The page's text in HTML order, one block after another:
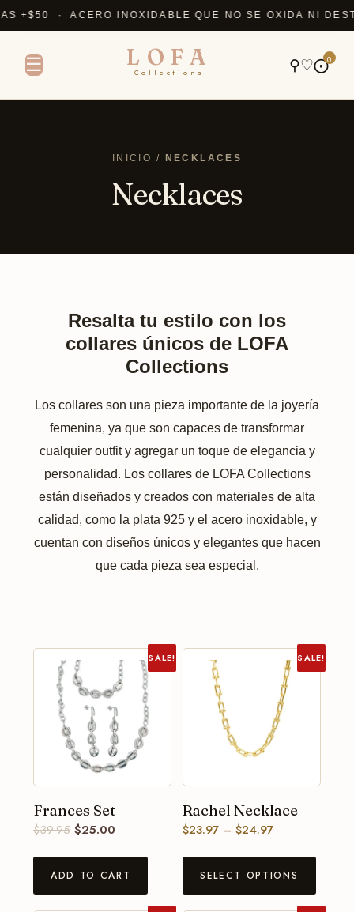
+$50 · ACERO INOXIDABLE QUE NO SE OXIDA NI
☰ LOFA
Collections ⚲♡⨀0
INICIO / NECKLACES
Necklaces
Resalta tu estilo con los
collares únicos de LOFA
Collections
Los collares son una pieza importante de la joyería
femenina, ya que son capaces de transformar
cualquier outfit y agregar un toque de elegancia y
personalidad. Los collares de LOFA Collections
están diseñados y creados con materiales de alta
calidad, como la plata 925 y el acero inoxidable, y
cuentan con diseños únicos y elegantes que hacen
que cada pieza sea especial.
SALE!
Frances Set
$39.95 $25.00
ADD TO CART
SALE!
Rachel Necklace
$23.97 – $24.97
SELECT OPTIONS